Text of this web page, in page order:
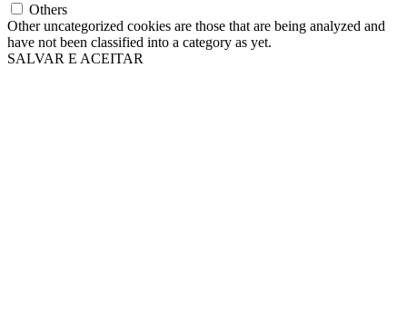
Others
Other uncategorized cookies are those that are being analyzed and
have not been classified into a category as yet.
SALVAR E ACEITAR